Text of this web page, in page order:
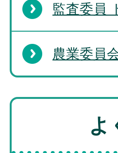
監査委員
農業委員
よ